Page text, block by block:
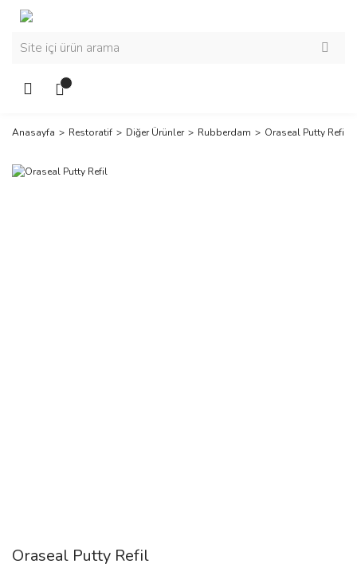
Anasayfa Restoratif Diğer Ürünler Rubberdam Oraseal Putty Refil
Oraseal Putty Refil